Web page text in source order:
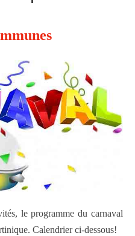
le programme du carnaval
Calendrier ci-dessous!